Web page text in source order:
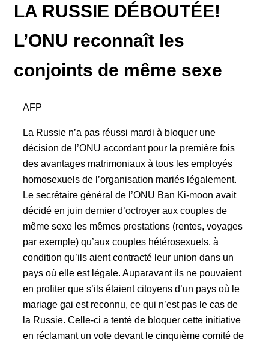
LA RUSSIE DÉBOUTÉE!
L’ONU reconnaît les
conjoints de même sexe
AFP
La Russie n’a pas réussi mardi à bloquer une
décision de l’ONU accordant pour la première fois
des avantages matrimoniaux à tous les employés
homosexuels de l’organisation mariés légalement.
Le secrétaire général de l’ONU Ban Ki-moon avait
décidé en juin dernier d’octroyer aux couples de
même sexe les mêmes prestations (rentes, voyages
par exemple) qu’aux couples hétérosexuels, à
condition qu’ils aient contracté leur union dans un
pays où elle est légale. Auparavant ils ne pouvaient
en profiter que s’ils étaient citoyens d’un pays où le
mariage gai est reconnu, ce qui n’est pas le cas de
la Russie. Celle-ci a tenté de bloquer cette initiative
en réclamant un vote devant le cinquième comité de